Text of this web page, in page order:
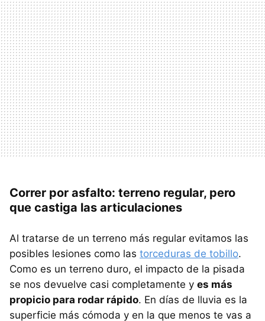
Correr por asfalto: terreno regular, pero
que castiga las articulaciones
Al tratarse de un terreno más regular evitamos las
posibles lesiones como las torceduras de tobillo.
Como es un terreno duro, el impacto de la pisada
se nos devuelve casi completamente y es más
propicio para rodar rápido. En días de lluvia es la
superficie más cómoda y en la que menos te vas a